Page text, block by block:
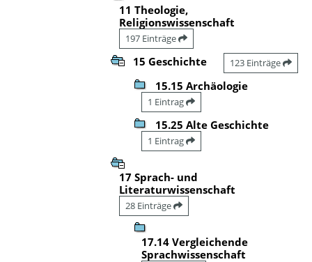
11 Theologie,
Religionswissenschaft
197 Einträge
15 Geschichte 123 Einträge
15.15 Archäologie
1 Eintrag
15.25 Alte Geschichte
1 Eintrag
17 Sprach- und
Literaturwissenschaft
28 Einträge
17.14 Vergleichende
Sprachwissenschaft